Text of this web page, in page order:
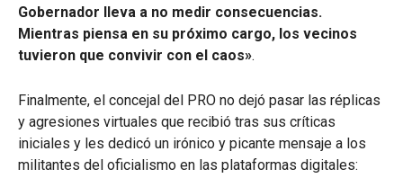
Gobernador lleva a no medir consecuencias.
Mientras piensa en su próximo cargo, los vecinos
tuvieron que convivir con el caos».
Finalmente, el concejal del PRO no dejó pasar las réplicas
y agresiones virtuales que recibió tras sus críticas
iniciales y les dedicó un irónico y picante mensaje a los
militantes del oficialismo en las plataformas digitales: